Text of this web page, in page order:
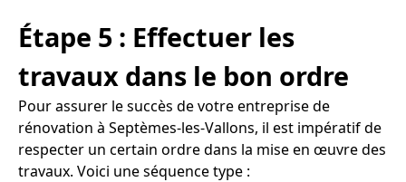
Étape 5 : Effectuer les
travaux dans le bon ordre
Pour assurer le succès de votre entreprise de
rénovation à Septèmes-les-Vallons, il est impératif de
respecter un certain ordre dans la mise en œuvre des
travaux. Voici une séquence type :